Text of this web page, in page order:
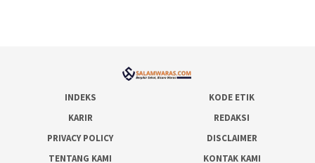
INDEKS
KODE ETIK
KARIR
REDAKSI
PRIVACY POLICY
DISCLAIMER
TENTANG KAMI
KONTAK KAMI